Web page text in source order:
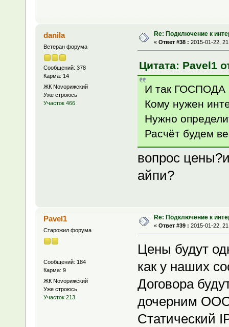
danila
Ветеран форума
Сообщений: 378
Карма: 14
ЖК Novoрижский
Уже строюсь
Участок 466
Re: Подключение к
« Ответ #38 : 2015-01-22,
Цитата: Pavel1
И так
Кому нужен
Нужно
Расчёт будем
вопрос
айпи?
Pavel1
Старожил форума
Сообщений: 184
Карма: 9
ЖК Novoрижский
Уже строюсь
Участок 213
Re: Подключение к
« Ответ #39 : 2015-01-22,
Цены будут
как у наших
Договора
дочерним
Статический